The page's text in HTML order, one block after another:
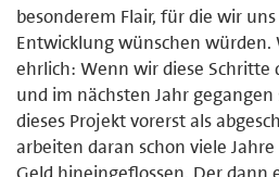
besonderem Flair, für die wir
Entwicklung wünschen würden.
ehrlich: Wenn wir diese Schritte
und im nächsten Jahr
dieses Projekt vorerst als
arbeiten daran schon viele
Geld hineingeflossen. Der dann